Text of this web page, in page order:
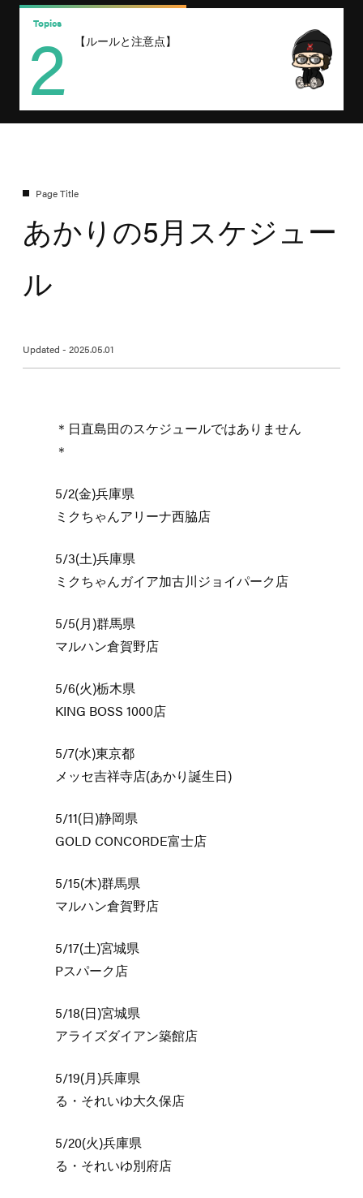
【ルールと注意点】
Topics
2
あかりの5月スケジュー
ル
Updated - 2025.05.01
＊日直島田のスケジュールではありません
＊
5/2(金)兵庫県
ミクちゃんアリーナ西脇店
5/3(土)兵庫県
ミクちゃんガイア加古川ジョイパーク店
5/5(月)群馬県
マルハン倉賀野店
5/6(火)栃木県
KING BOSS 1000店
5/7(水)東京都
メッセ吉祥寺店(あかり誕生日)
5/11(日)静岡県
GOLD CONCORDE富士店
5/15(木)群馬県
マルハン倉賀野店
5/17(土)宮城県
Pスパーク店
5/18(日)宮城県
アライズダイアン築館店
5/19(月)兵庫県
る・それいゆ大久保店
5/20(火)兵庫県
る・それいゆ別府店